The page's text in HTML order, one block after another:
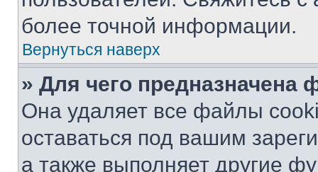
более точной информации.
Вернуться наверх
» Для чего предназначена
Она удаляет все файлы
оставаться под вашим
а также выполняет другие